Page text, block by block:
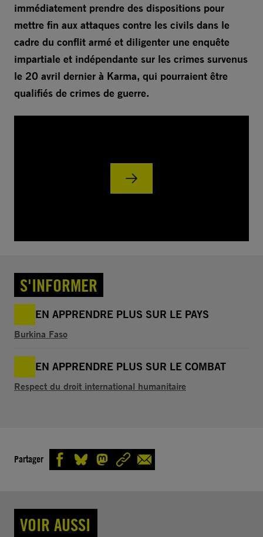
immédiatement prendre des dispositions pour
mettre fin aux attaques contre les civils dans le
cadre du conflit armé et diligenter une enquête
impartiale et indépendante sur les crimes survenus
le 20 avril dernier à Karma, qui pourraient être
qualifiés de crimes de guerre.
S'INFORMER
EN APPRENDRE PLUS SUR LE PAYS
Burkina Faso
EN APPRENDRE PLUS SUR LE COMBAT
Respect du droit international humanitaire
Partager
VOIR AUSSI